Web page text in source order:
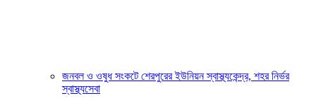
জনবল ও ওষুধ সংকটে শেরপুরের ইউনিয়ন স্বাস্থ্যকেন্দ্র, শহর নির্ভর
স্বাস্থ্যসেবা